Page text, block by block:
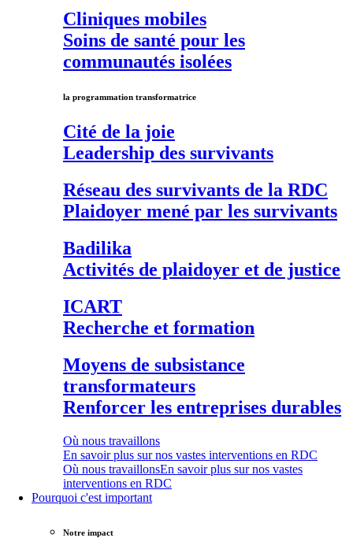
Cliniques mobiles
Soins de santé pour les
communautés isolées
la programmation transformatrice
Cité de la joie
Leadership des survivants
Réseau des survivants de la RDC
Plaidoyer mené par les survivants
Badilika
Activités de plaidoyer et de justice
ICART
Recherche et formation
Moyens de subsistance
transformateurs
Renforcer les entreprises durables
Où nous travaillons
En savoir plus sur nos vastes interventions en RDC
Où nous travaillonsEn savoir plus sur nos vastes
interventions en RDC
Pourquoi c'est important
Notre impact